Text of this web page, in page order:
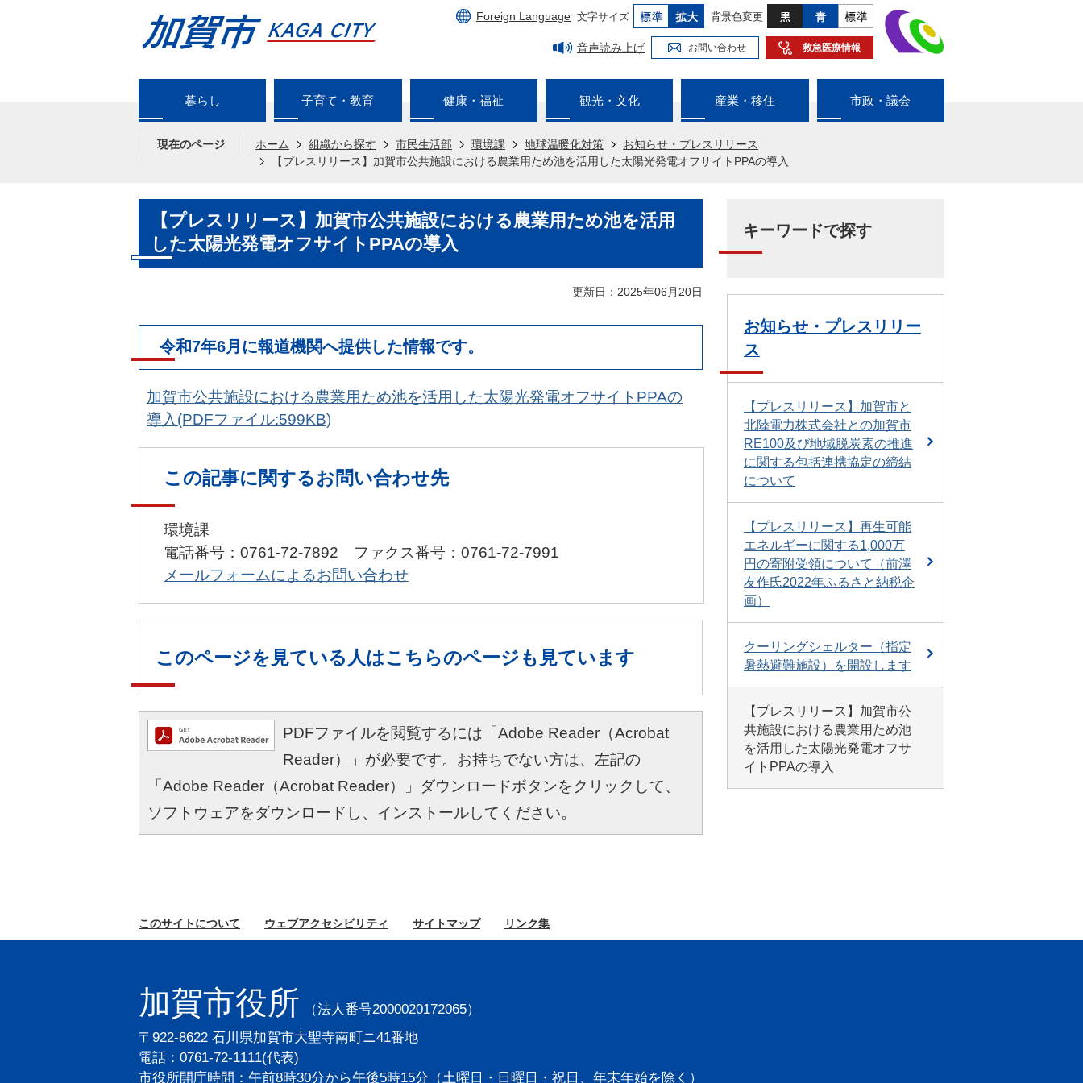
Foreign Language 文字サイズ 背景色変更
音声読み上げ お問い合わせ 救急医療情報
暮らし 子育て・教育 健康・福祉 観光・文化 産業・移住 市政・議会
現在のページ ホーム 組織から探す 市民生活部 環境課 地球温暖化対策
お知らせ・プレスリリース
【プレスリリース】加賀市公共施設における農業用ため池を活用した太陽光発電オフサイトPPAの導入
【プレスリリース】加賀市公共施設における農業用ため池を活用
した太陽光発電オフサイトPPAの導入
更新日：2025年06月20日
令和7年6月に報道機関へ提供した情報です。
加賀市公共施設における農業用ため池を活用した太陽光発電オフサイトPPAの
導入(PDFファイル:599KB)
この記事に関するお問い合わせ先
環境課
電話番号：0761-72-7892 ファクス番号：0761-72-7991
メールフォームによるお問い合わせ
このページを見ている人はこちらのページも見ています
PDFファイルを閲覧するには「Adobe Reader（Acrobat
Reader）」が必要です。お持ちでない方は、左記の
「Adobe Reader（Acrobat Reader）」ダウンロードボタンをクリックして、
ソフトウェアをダウンロードし、インストールしてください。
キーワードで探す
お知らせ・プレスリリー
ス
【プレスリリース】加賀市と
北陸電力株式会社との加賀市
RE100及び地域脱炭素の推進
に関する包括連携協定の締結
について
【プレスリリース】再生可能
エネルギーに関する1,000万
円の寄附受領について（前澤
友作氏2022年ふるさと納税企
画）
クーリングシェルター（指定
暑熱避難施設）を開設します
【プレスリリース】加賀市公
共施設における農業用ため池
を活用した太陽光発電オフサ
イトPPAの導入
このサイトについて ウェブアクセシビリティ サイトマップ リンク集
加賀市役所
（法人番号2000020172065）
〒922-8622 石川県加賀市大聖寺南町ニ41番地
電話：0761-72-1111(代表)
市役所開庁時間：午前8時30分から午後5時15分 （土曜日・日曜日・祝日、年末年始を除く）